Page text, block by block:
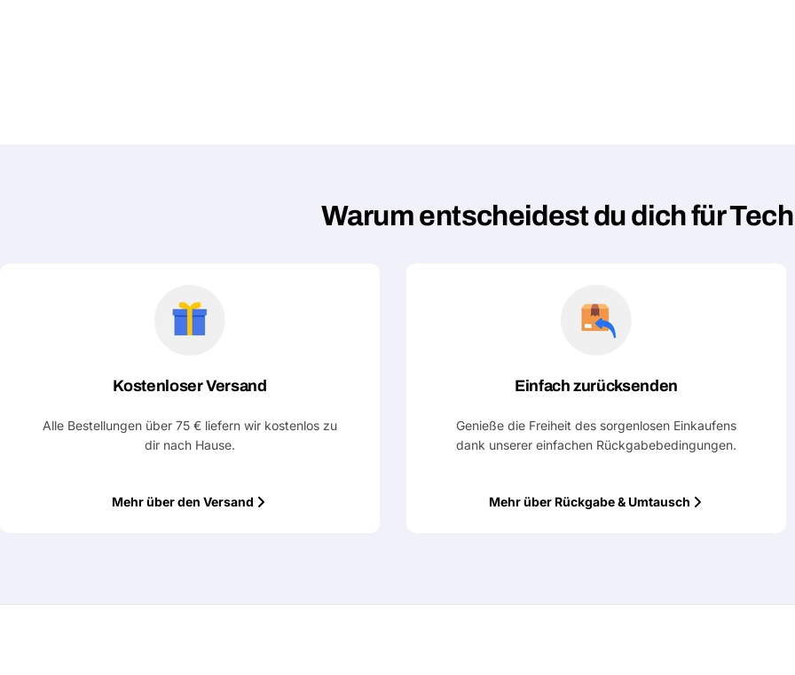
Warum entscheidest du dich für
Kostenloser Versand
Alle Bestellungen über 75 € liefern wir kostenlos zu
dir nach Hause.
Mehr über den Versand
Einfach zurücksenden
Genieße die Freiheit des sorgenlosen Einkaufens
dank unserer einfachen Rückgabebedingungen.
Mehr über Rückgabe & Umtausch